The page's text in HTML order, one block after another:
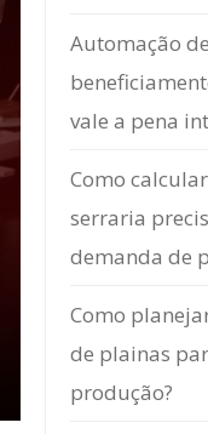
Automação
vale a pena
Como
serraria
demanda de
Como
de plainas
produção?